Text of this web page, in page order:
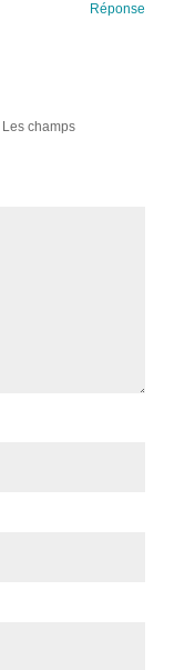
Réponse
Les champs